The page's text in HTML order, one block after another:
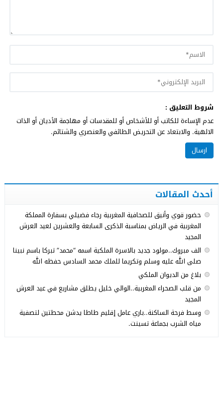
شروط التعليق :
عدم الإساءة للكاتب أو للأشخاص أو للمقدسات أو مهاجمة الأديان أو الذات
الالهية. والابتعاد عن التحريض الطائفي والعنصري والشتائم.
أحدث المقالات
حضور قوي وأنيق للصحافية المغربية رجاء فضيلي بسفارة المملكة
المغربية في الرياض بمناسبة الذكرى السابعة والعشرين لعيد العرش
المجيد
الف مبروك..مولود جديد بالاسرة الملكية اسمه “محمد” تبركا باسم نبينا
صلى الله عليه وسلم وتكريما للملك محمد السادس حفظه الله
بلاغ من الديوان الملكي
من قلب الصحراء المغربية..الوالي خليل يطلق مشاريع في عيد العرش
المجيد
وسط فرحة الساكنة..باري عامل إقليم طاطا يدشن محطتين لتصفية
مياه الشرب بجماعة تسينت.